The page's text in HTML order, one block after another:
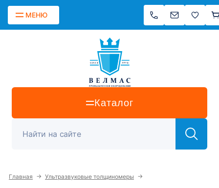
МЕНЮ
Каталог
Главная → Ультразвуковые толщиномеры →